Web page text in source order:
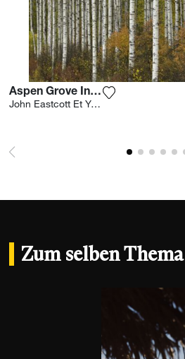
Aspen Grove In Autumn
John Eastcott Et Yva Momatiuk
Zum selben Thema